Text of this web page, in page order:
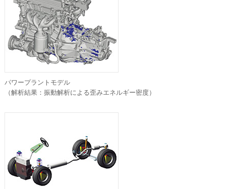
パワープラントモデル
（解析結果：振動解析による歪みエネルギー密度）